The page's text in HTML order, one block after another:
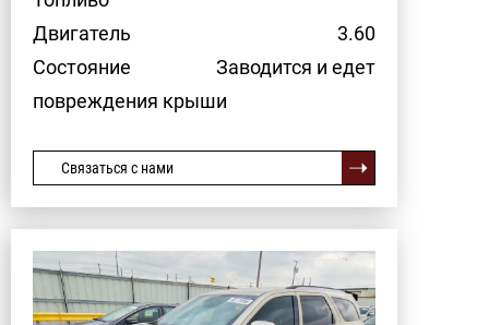
Двигатель
3.60
Состояние
Заводится и едет
повреждения крыши
Связаться с нами